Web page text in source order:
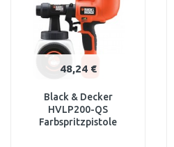
48,24 €
Black & Decker
HVLP200-QS
Farbspritzpistole